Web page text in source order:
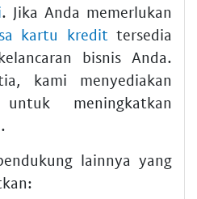
. Jika Anda memerlukan
kartu kredit tersedia
bisnis Anda.
kami menyediakan
meningkatkan
lainnya yang